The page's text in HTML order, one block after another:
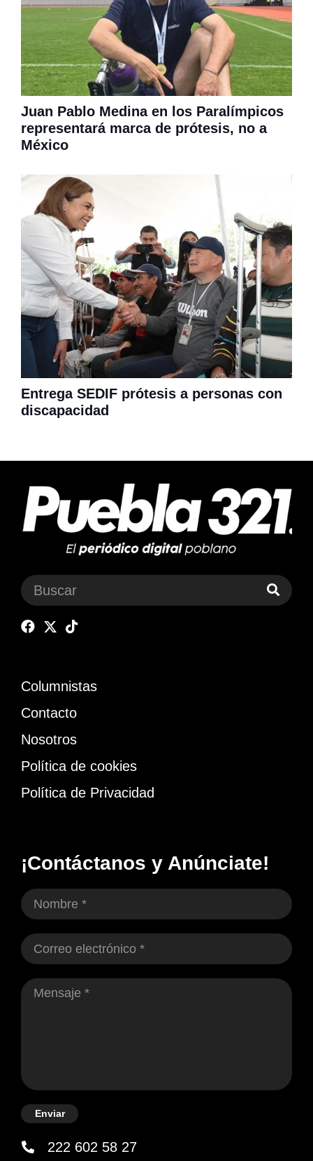
Juan Pablo Medina en los Paralímpicos
representará marca de prótesis, no a
México
Entrega SEDIF prótesis a personas con
discapacidad
Columnistas
Contacto
Nosotros
Política de cookies
Política de Privacidad
¡Contáctanos y Anúnciate!
Enviar
222 602 58 27